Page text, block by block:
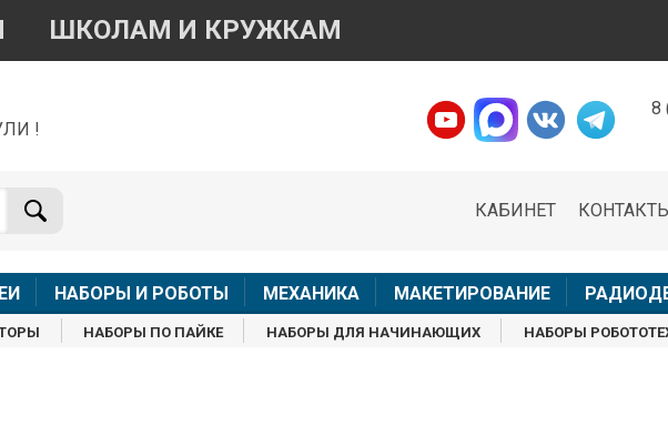
ШКОЛАМ И КРУЖКАМ
!
8
КОНТАКТЫ
КАБИНЕТ
НАБОРЫ И РОБОТЫ МЕХАНИКА МАКЕТИРОВАНИЕ
НАБОРЫ ПО ПАЙКЕ НАБОРЫ ДЛЯ НАЧИНАЮЩИХ НАБОРЫ
×
вопросам приобретения товара
+7 968 454 17 38
и аудио сообщения не обслуживаются
Менеджер
shop@iarduino.ru
Менеджер
8 (499) 500-14-56